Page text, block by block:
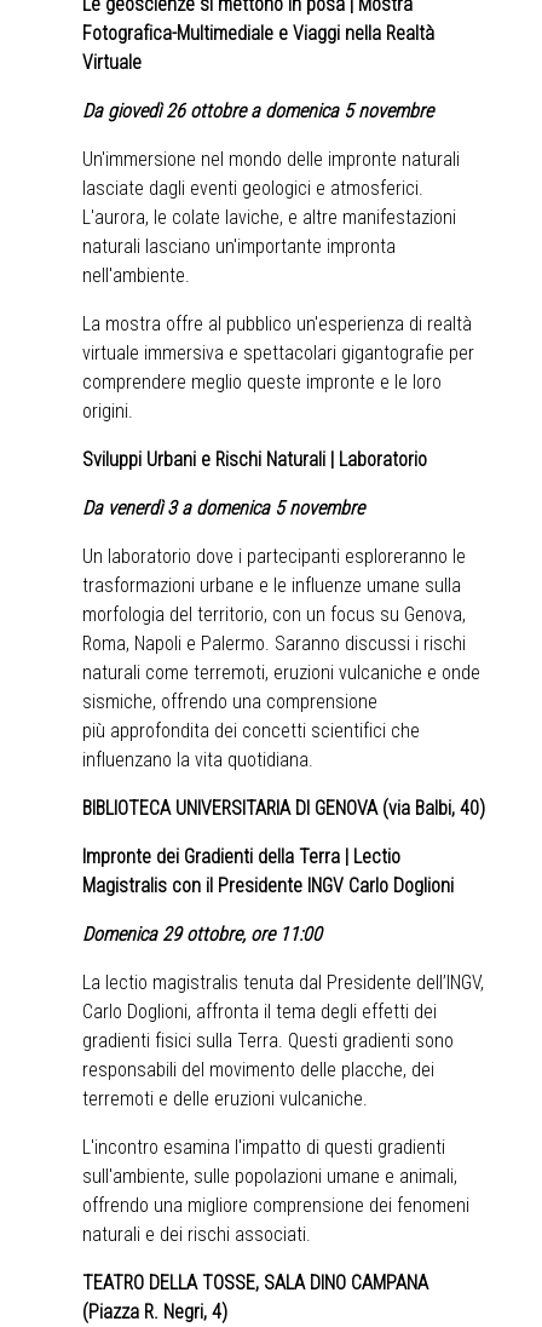
Le geoscienze si mettono in posa | Mostra
Fotografica-Multimediale e Viaggi nella Realtà
Virtuale
Da giovedì 26 ottobre a domenica 5 novembre
Un'immersione nel mondo delle impronte naturali
lasciate dagli eventi geologici e atmosferici.
L'aurora, le colate laviche, e altre manifestazioni
naturali lasciano un'importante impronta
nell'ambiente.
La mostra offre al pubblico un'esperienza di realtà
virtuale immersiva e spettacolari gigantografie per
comprendere meglio queste impronte e le loro
origini.
Sviluppi Urbani e Rischi Naturali | Laboratorio
Da venerdì 3 a domenica 5 novembre
Un laboratorio dove i partecipanti esploreranno le
trasformazioni urbane e le influenze umane sulla
morfologia del territorio, con un focus su Genova,
Roma, Napoli e Palermo. Saranno discussi i rischi
naturali come terremoti, eruzioni vulcaniche e onde
sismiche, offrendo una comprensione
più approfondita dei concetti scientifici che
influenzano la vita quotidiana.
BIBLIOTECA UNIVERSITARIA DI GENOVA (via Balbi, 40)
Impronte dei Gradienti della Terra | Lectio
Magistralis con il Presidente INGV Carlo Doglioni
Domenica 29 ottobre, ore 11:00
La lectio magistralis tenuta dal Presidente dell’INGV,
Carlo Doglioni, affronta il tema degli effetti dei
gradienti fisici sulla Terra. Questi gradienti sono
responsabili del movimento delle placche, dei
terremoti e delle eruzioni vulcaniche.
L'incontro esamina l'impatto di questi gradienti
sull'ambiente, sulle popolazioni umane e animali,
offrendo una migliore comprensione dei fenomeni
naturali e dei rischi associati.
TEATRO DELLA TOSSE, SALA DINO CAMPANA
(Piazza R. Negri, 4)